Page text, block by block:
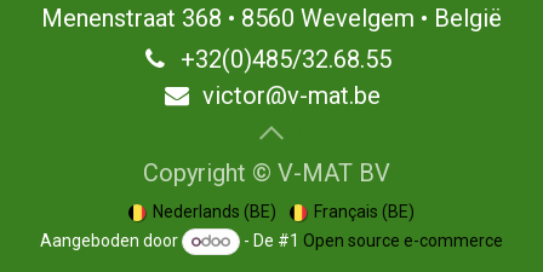
Menenstraat 368 • 8560 Wevelgem • België
+32(0)485/32.68.55 ​
victor@v-mat.be
Copyright © V-MAT BV
Nederlands (BE)
Français (BE)
Aangeboden door
- De #1Open source e-commerce